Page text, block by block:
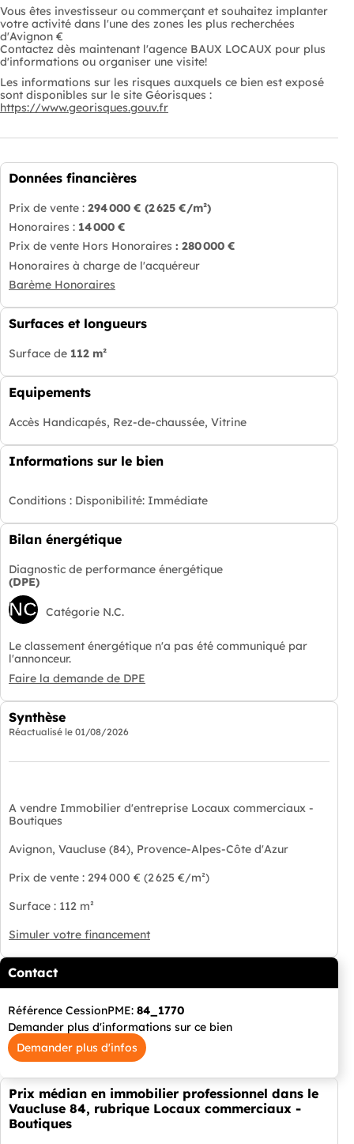
Vous êtes investisseur ou commerçant et souhaitez implanter
votre activité dans l'une des zones les plus recherchées
d'Avignon €
Contactez dès maintenant l'agence BAUX LOCAUX pour plus
d'informations ou organiser une visite!
Les informations sur les risques auxquels ce bien est exposé
sont disponibles sur le site Géorisques :
https://www.georisques.gouv.fr
Données financières
Prix de vente : 294 000 € (2 625 €/m²)
Honoraires : 14 000 €
Prix de vente Hors Honoraires : 280 000 €
Honoraires à charge de l'acquéreur
Barème Honoraires
Surfaces et longueurs
Surface de 112 m²
Equipements
Accès Handicapés, Rez-de-chaussée, Vitrine
Informations sur le bien
Conditions : Disponibilité: Immédiate
Bilan énergétique
Diagnostic de performance énergétique
(DPE)
NC Catégorie N.C.
Le classement énergétique n'a pas été communiqué par
l'annonceur.
Faire la demande de DPE
Synthèse
Réactualisé le 01/08/2026
A vendre Immobilier d'entreprise Locaux commerciaux -
Boutiques
Avignon, Vaucluse (84), Provence-Alpes-Côte d'Azur
Prix de vente : 294 000 € (2 625 €/m²)
Surface : 112 m²
Simuler votre financement
Contact
Référence CessionPME: 84_1770
Demander plus d'informations sur ce bien
Demander plus d'infos
Prix médian en immobilier professionnel dans le
Vaucluse 84, rubrique Locaux commerciaux -
Boutiques